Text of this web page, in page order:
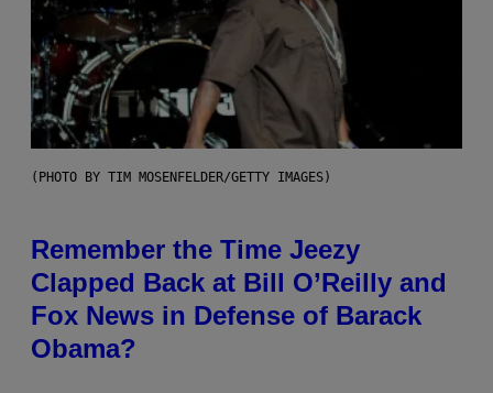
(PHOTO BY TIM MOSENFELDER/GETTY IMAGES)
Remember the Time Jeezy
Clapped Back at Bill O’Reilly and
Fox News in Defense of Barack
Obama?